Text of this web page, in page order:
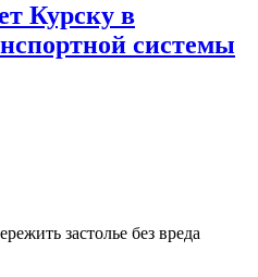
Курску в
системы
застолье без вреда